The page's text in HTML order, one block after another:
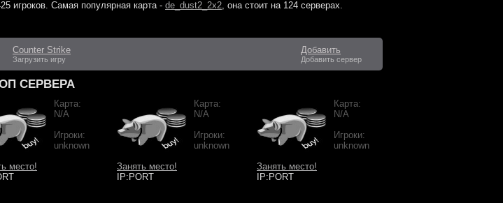
игроков. Самая популярная карта - de_dust2_2x2, она стоит на 124 серверах.
Counter Strike
Загрузить игру
Добавить
Добавить сервер
СЕРВЕРА
Карта:
N/A
Игроки:
unknown
место!
Карта:
N/A
Игроки:
unknown
Занять место!
IP:PORT
Карта:
N/A
Игроки:
unknown
Занять место!
IP:PORT